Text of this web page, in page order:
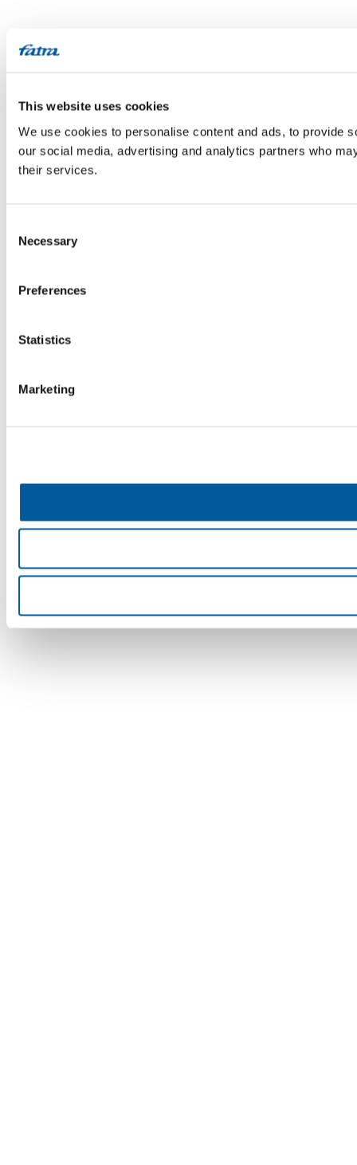
This website uses cookies
We use cookies to personalise content and ads, to provide
our social media, advertising and analytics partners who
their services.
Selection
Necessary
Preferences
Statistics
Marketing